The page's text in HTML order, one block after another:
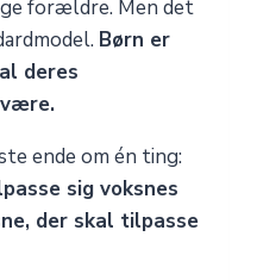
forældre. Men det
Børn er
deres
ende om én ting:
sig voksnes
der skal tilpasse